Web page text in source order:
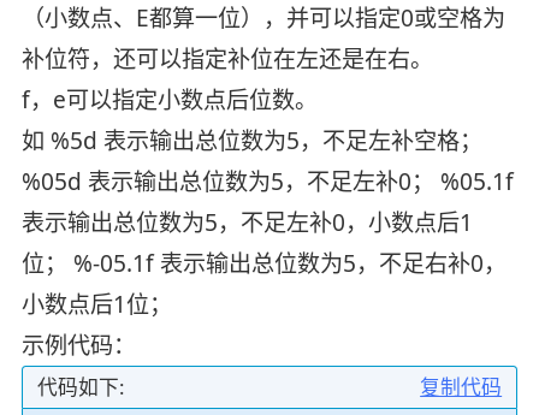
（小数点、E都算一位），并可以指定0或空格为
补位符，还可以指定补位在左还是在右。
f，e可以指定小数点后位数。
如 %5d 表示输出总位数为5，不足左补空格；
%05d 表示输出总位数为5，不足左补0； %05.1f
表示输出总位数为5，不足左补0，小数点后1
位； %-05.1f 表示输出总位数为5，不足右补0，
小数点后1位；
示例代码：
复制代码
代码如下: